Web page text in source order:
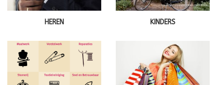
HEREN KINDERS